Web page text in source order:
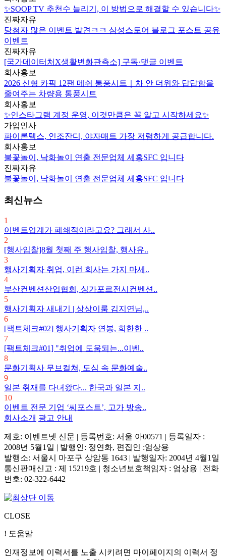
✨SOOP TV 추천수 늘리기, 이 방법으로 해결할 수 있습니다✨
진짜자유
당첨자 많은 이벤트 발견ㅋㅋ 삼성스토어 블로그 포스트 공유
이벤트
진짜자유
[국가데이터처X생활변화관측소] 구독·댓글 이벤트
회사홍보
2026 신형 카픽 12팬 메쉬 통풍시트｜차 안 더위와 답답함을
줄여주는 차량용 통풍시트
회사홍보
✨인스타그램 계정 운영, 이것만큼은 꼭 알고 시작하세요✨
가입인사
파이론텍스, 인조잔디, 야자매트 가장 저렴하게 공급합니다.
회사홍보
불꽃놀이, 낙화놀이 연출 전문업체 세홍SFC 입니다
진짜자유
불꽃놀이, 낙화놀이 연출 전문업체 세홍SFC 입니다
최신뉴스
1
이벤트업계가 폐쇄적이라고요? 그래서 사..
2
[행사입찰]8월 첫째 주 행사입찰, 행사유..
3
행사기획자 취업, 이런 회사는 가지 마세..
4
부산컨벤션산업협회, 싱가포르전시컨벤션..
5
행사기획자 새내기 | 상상이룸 김지연님,..
6
[팩트체크#02] 행사기획자 연봉, 희한한 ..
7
[팩트체크#01] "취업에 도움되는...이벤..
8
문화기획사 무브컬쳐, 도심 속 문화예술..
9
일본 취재를 다녀왔다... 한국과 일본 지..
10
이벤트 전문 기업 ‘씨포스트’, 고가 방송..
회사소개 광고 안내
제호: 이벤트넷 신문 | 등록번호: 서울 아00571
등록일자 :
2008년 5월1일 | 발행인: 정연화, 편집인 :엄상용
발행소: 서울시 마포구 상암동 1643 | 발행일자: 2004년 4월1일
통신판매신고 : 제 15219호
청소년보호책임자 : 엄상용 | 전화
번호: 02-322-6442
CLOSE
! 도움말
인재정보에 이력서를 노출 시키려면 마이페이지의 이력서 정